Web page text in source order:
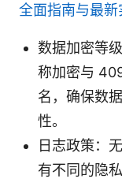
全面指南与最新
数据加密等
称加密与
名，确保数
性。
日志政策：
有不同的隐